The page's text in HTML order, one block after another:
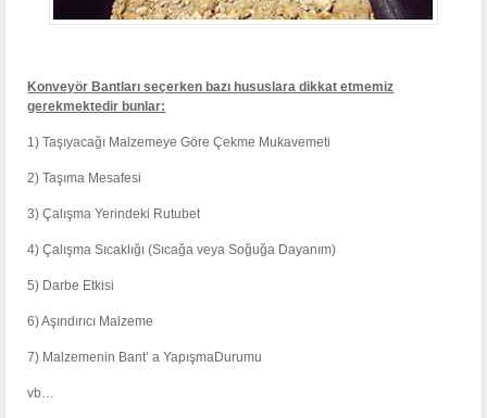
Konveyör Bantları seçerken bazı hususlara dikkat etmemiz
gerekmektedir bunlar:
1) Taşıyacağı Malzemeye Göre Çekme Mukavemeti
2) Taşıma Mesafesi
3) Çalışma Yerindeki Rutubet
4) Çalışma Sıcaklığı (Sıcağa veya Soğuğa Dayanım)
5) Darbe Etkisi
6) Aşındırıcı Malzeme
7) Malzemenin Bant’ a YapışmaDurumu
vb…